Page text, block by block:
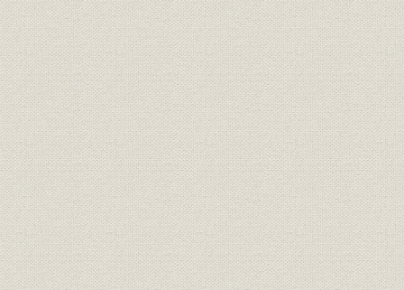
年表
索引
あとがき